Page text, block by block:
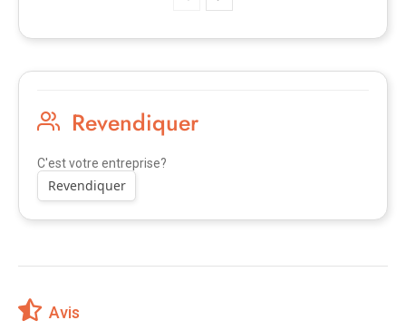
Revendiquer
C'est votre entreprise?
Revendiquer
Avis